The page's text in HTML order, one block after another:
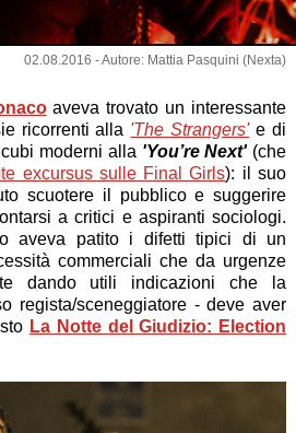
02.08.2016 - Autore: Mattia Pasquini (Nexta)
aveva trovato un interessante
ricorrenti alla 'The Strangers'e di
moderni alla 'You’re Next'(che
excursus sulle Final Girls): il suo
scuotere il pubblico e suggerire
a critici e aspiranti sociologi.
aveva patito i difetti tipici di un
commerciali che da urgenze
dando utili indicazioni che la
regista/sceneggiatore - deve aver
La Notte del Giudizio: Election